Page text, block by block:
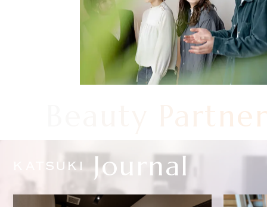
Beauty
KATSUKI Journal